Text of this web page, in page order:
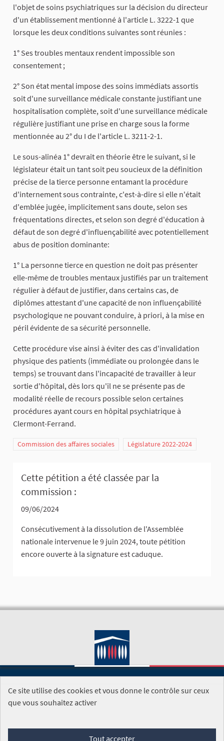
l'objet de soins psychiatriques sur la décision du directeur
d'un établissement mentionné à l'article L. 3222-1 que
lorsque les deux conditions suivantes sont réunies :
1° Ses troubles mentaux rendent impossible son
consentement ;
2° Son état mental impose des soins immédiats assortis
soit d'une surveillance médicale constante justifiant une
hospitalisation complète, soit d'une surveillance médicale
régulière justifiant une prise en charge sous la forme
mentionnée au 2° du I de l'article L. 3211-2-1.
Le sous-alinéa 1° devrait en théorie être le suivant, si le
législateur était un tant soit peu soucieux de la définition
précise de la tierce personne entamant la procédure
d'internement sous contrainte, c'est-à-dire si elle n'était
d'emblée jugée, implicitement sans doute, selon ses
fréquentations directes, et selon son degré d'éducation à
défaut de son degré d'influençabilité avec potentiellement
abus de position dominante:
1° La personne tierce en question ne doit pas présenter
elle-même de troubles mentaux justifiés par un traitement
régulier à défaut de justifier, dans certains cas, de
diplômes attestant d'une capacité de non influençabilité
psychologique ne pouvant conduire, à priori, à la mise en
péril évidente de sa sécurité personnelle.
Cette procédure vise ainsi à éviter des cas d'invalidation
physique des patients (immédiate ou prolongée dans le
temps) se trouvant dans l'incapacité de travailler à leur
sortie d'hôpital, dès lors qu'il ne se présente pas de
modalité réelle de recours possible selon certaines
procédures ayant cours en hôpital psychiatrique à
Clermont-Ferrand.
Commission des affaires sociales Législature 2022-2024
Cette pétition a été classée par la
commission :
09/06/2024
Consécutivement à la dissolution de l'Assemblée
nationale intervenue le 9 juin 2024, toute pétition
encore ouverte à la signature est caduque.
SITE DE L'ASSEMBLÉE NATIONALE
Foire aux questions
Ce site utilise des cookies et vous donne le contrôle sur ceux
que vous souhaitez activer
Tout accepter